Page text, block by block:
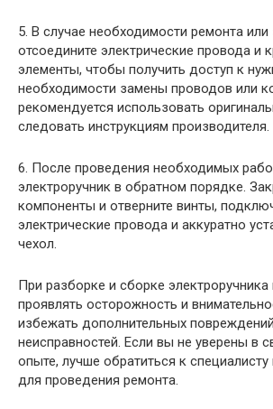
5. В случае необходимости ремонта
отсоедините электрические провода и
элементы, чтобы получить доступ к
необходимости замены проводов или
рекомендуется использовать
следовать инструкциям производителя.
6. После проведения необходимых
электроручник в обратном порядке.
компоненты и отверните винты,
электрические провода и аккуратно
чехол.
При разборке и сборке
проявлять осторожность и
избежать дополнительных
неисправностей. Если вы не уверены в
опыте, лучше обратиться к специалисту
для проведения ремонта.